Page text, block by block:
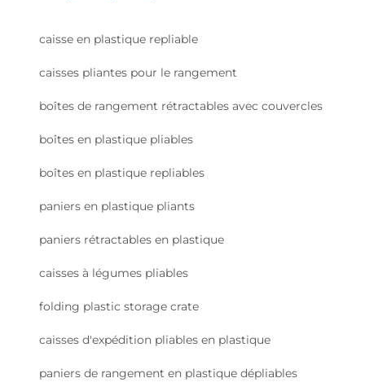
caisse en plastique repliable
caisses pliantes pour le rangement
boîtes de rangement rétractables avec couvercles
boîtes en plastique pliables
boîtes en plastique repliables
paniers en plastique pliants
paniers rétractables en plastique
caisses à légumes pliables
folding plastic storage crate
caisses d'expédition pliables en plastique
paniers de rangement en plastique dépliables